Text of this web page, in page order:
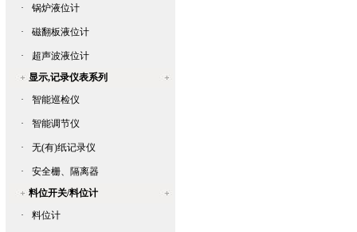
· 锅炉液位计
· 磁翻板液位计
·
超声波液位计
显示,记录仪表系列
·
智能巡检仪
· 智能调节仪
· 无(有)纸记录仪
·
安全栅、隔离器
料位开关/料位计
·
料位计